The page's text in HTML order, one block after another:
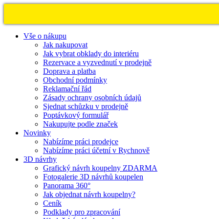
Vše o nákupu
Jak nakupovat
Jak vybrat obklady do interiéru
Rezervace a vyzvednutí v prodejně
Doprava a platba
Obchodní podmínky
Reklamační řád
Zásady ochrany osobních údajů
Sjednat schůzku v prodejně
Poptávkový formulář
Nakupujte podle značek
Novinky
Nabízíme práci prodejce
Nabízíme práci účetní v Rychnově
3D návrhy
Grafický návrh koupelny ZDARMA
Fotogalerie 3D návrhů koupelen
Panorama 360°
Jak objednat návrh koupelny?
Ceník
Podklady pro zpracování